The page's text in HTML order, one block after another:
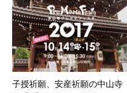
子授祈願、安産祈願の中山寺